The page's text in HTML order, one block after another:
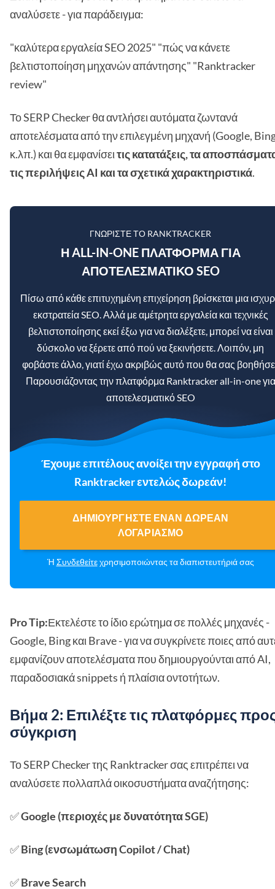
αναλύσετε - για παράδειγμα:
"καλύτερα εργαλεία SEO 2025" "πώς να κάνετε
βελτιστοποίηση μηχανών απάντησης" "Ranktracker
review"
Το SERP Checker θα αντλήσει αυτόματα ζωντανά
αποτελέσματα από την επιλεγμένη μηχανή (Google,
κ.λπ.) και θα εμφανίσειτις κατατάξεις, τα
τις περιλήψεις AI και τα σχετικά χαρακτηριστικά.
ΓΝΩΡΊΣΤΕ ΤΟ RANKTRACKER
Η ALL-IN-ONE ΠΛΑΤΦΌΡΜΑ ΓΙΑ
ΑΠΟΤΕΛΕΣΜΑΤΙΚΌ SEO
Πίσω από κάθε επιτυχημένη επιχείρηση βρίσκεται μια
εκστρατεία SEO. Αλλά με αμέτρητα εργαλεία και τεχνικές
βελτιστοποίησης εκεί έξω για να διαλέξετε, μπορεί να είναι
δύσκολο να ξέρετε από πού να ξεκινήσετε. Λοιπόν, μη
φοβάστε άλλο, γιατί έχω ακριβώς αυτό που θα σας
Παρουσιάζοντας την πλατφόρμα Ranktracker all-in-one για
αποτελεσματικό SEO
Έχουμε επιτέλους ανοίξει την εγγραφή στο
Ranktracker εντελώς δωρεάν!
ΔΗΜΙΟΥΡΓΉΣΤΕ ΈΝΑΝ ΔΩΡΕΆΝ
ΛΟΓΑΡΙΑΣΜΌ
Ή Συνδεθείτεχρησιμοποιώντας τα διαπιστευτήριά σας
Pro Tip:Εκτελέστε το ίδιο ερώτημα σε πολλές μηχανές -
Google, Bing και Brave - για να συγκρίνετε ποιες από
εμφανίζουν αποτελέσματα που δημιουργούνται από AI,
παραδοσιακά snippets ή πλαίσια οντοτήτων.
Βήμα 2: Επιλέξτε τις πλατφόρμες
σύγκριση
Το SERP Checker της Ranktracker σας επιτρέπει να
αναλύσετε πολλαπλά οικοσυστήματα αναζήτησης:
✅Google (περιοχές με δυνατότητα SGE)
✅Bing (ενσωμάτωση Copilot / Chat)
✅Brave Search